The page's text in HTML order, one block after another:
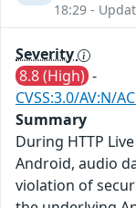
18:29 -
Severity
8.8 (High) -
CVSS:3.0/AV:N/
Summary
During HTTP
Android, audio
violation of